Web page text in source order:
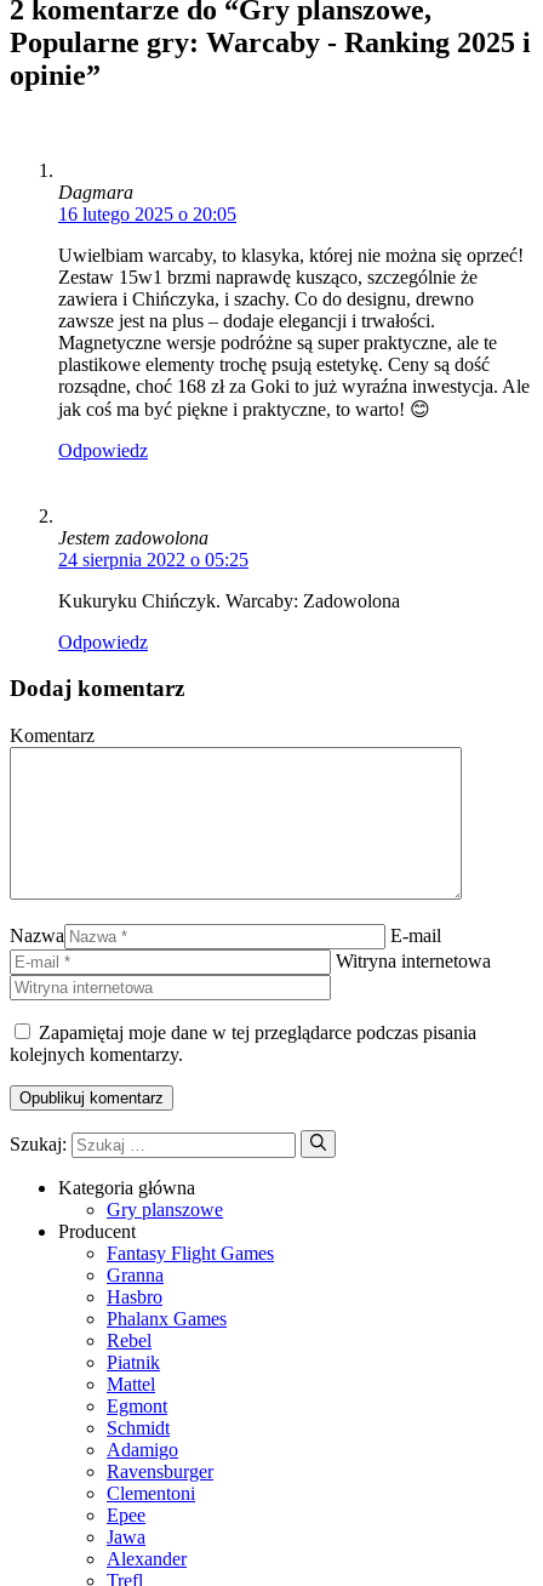
2 komentarze do “Gry planszowe,
Popularne gry: Warcaby - Ranking 2025 i
opinie”
Dagmara
16 lutego 2025 o 20:05
Uwielbiam warcaby, to klasyka, której nie można się oprzeć!
Zestaw 15w1 brzmi naprawdę kusząco, szczególnie że
zawiera i Chińczyka, i szachy. Co do designu, drewno
zawsze jest na plus – dodaje elegancji i trwałości.
Magnetyczne wersje podróżne są super praktyczne, ale te
plastikowe elementy trochę psują estetykę. Ceny są dość
rozsądne, choć 168 zł za Goki to już wyraźna inwestycja. Ale
jak coś ma być piękne i praktyczne, to warto! 😊
Odpowiedz
Jestem zadowolona
24 sierpnia 2022 o 05:25
Kukuryku Chińczyk. Warcaby: Zadowolona
Odpowiedz
Dodaj komentarz
Komentarz
Nazwa
E-mail
Witryna internetowa
Zapamiętaj moje dane w tej przeglądarce podczas pisania
kolejnych komentarzy.
Szukaj:
Kategoria główna
Gry planszowe
Producent
Fantasy Flight Games
Granna
Hasbro
Phalanx Games
Rebel
Piatnik
Mattel
Egmont
Schmidt
Adamigo
Ravensburger
Clementoni
Epee
Jawa
Alexander
Trefl